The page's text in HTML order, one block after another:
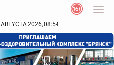
2026, 08:54